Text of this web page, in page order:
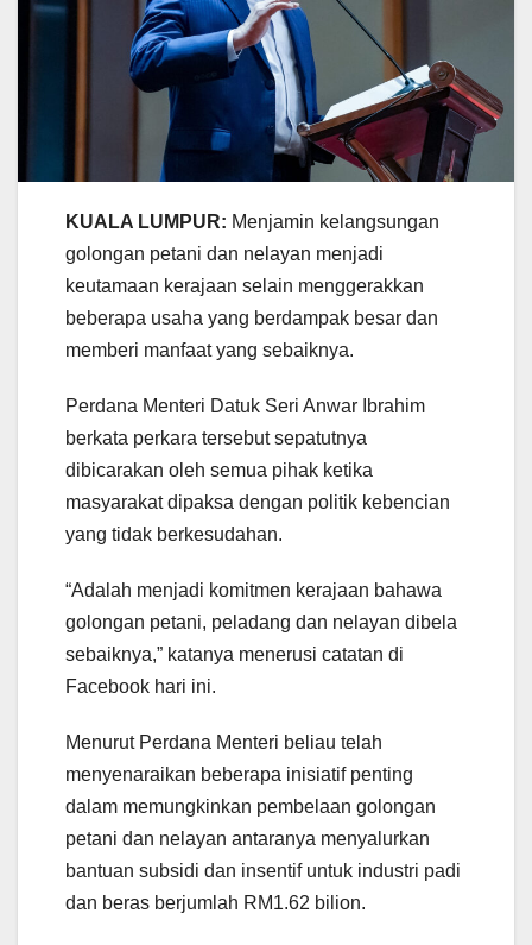
KUALA LUMPUR: Menjamin kelangsungan
golongan petani dan nelayan menjadi
keutamaan kerajaan selain menggerakkan
beberapa usaha yang berdampak besar dan
memberi manfaat yang sebaiknya.
Perdana Menteri Datuk Seri Anwar Ibrahim
berkata perkara tersebut sepatutnya
dibicarakan oleh semua pihak ketika
masyarakat dipaksa dengan politik kebencian
yang tidak berkesudahan.
“Adalah menjadi komitmen kerajaan bahawa
golongan petani, peladang dan nelayan dibela
sebaiknya,” katanya menerusi catatan di
Facebook hari ini.
Menurut Perdana Menteri beliau telah
menyenaraikan beberapa inisiatif penting
dalam memungkinkan pembelaan golongan
petani dan nelayan antaranya menyalurkan
bantuan subsidi dan insentif untuk industri padi
dan beras berjumlah RM1.62 bilion.